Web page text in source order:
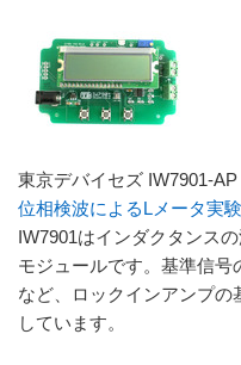
東京デバイセズ IW7901-AP
位相検波によるLメータ実
IW7901はインダクタンス
モジュールです。基準信号
など、ロックインアンプ
しています。